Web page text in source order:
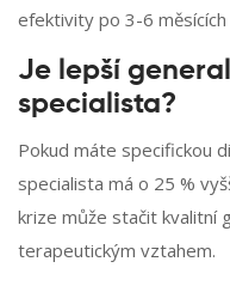
efektivity po 3-6
Je lepší
specialista?
Pokud máte specifickou
specialista má o 25 %
krize může stačit kvalitní
terapeutickým vztahem.